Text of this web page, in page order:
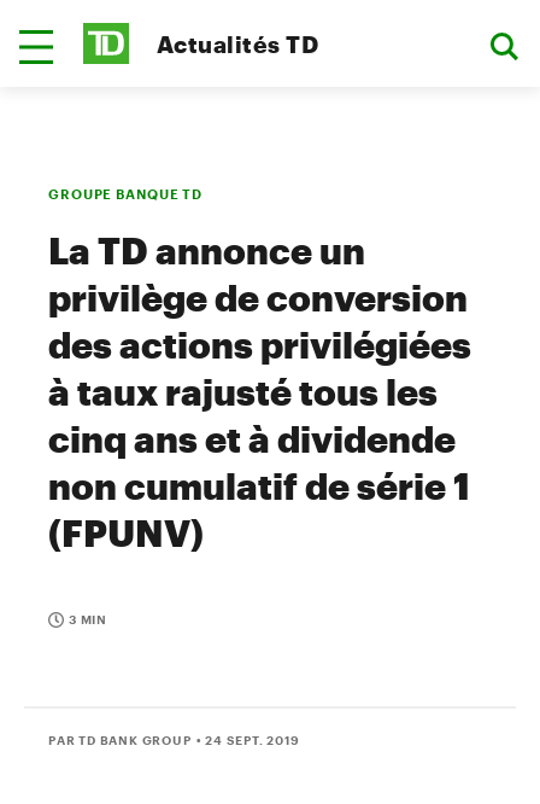
Actualités TD
GROUPE BANQUE TD
La TD annonce un
privilège de conversion
des actions privilégiées
à taux rajusté tous les
cinq ans et à dividende
non cumulatif de série 1
(FPUNV)
3 MIN
PAR TD BANK GROUP • 24 SEPT. 2019